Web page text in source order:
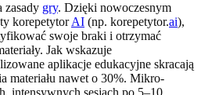
zasady gry. Dzięki nowoczesnym
korepetytorAI (np. korepetytor.ai),
swoje braki i otrzymać
Jak wskazuje
aplikacje edukacyjne skracają
materiału nawet o 30%. Mikro-
intensywnych sesjach po 5–10